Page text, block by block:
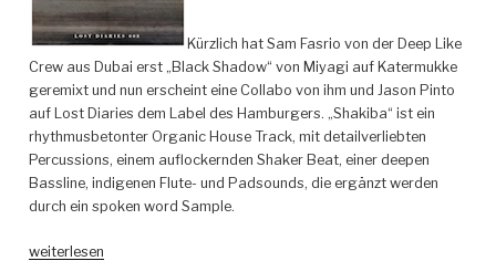
Kürzlich hat Sam Fasrio von der Deep Like
Crew aus Dubai erst „Black Shadow“ von Miyagi auf Katermukke
geremixt und nun erscheint eine Collabo von ihm und Jason Pinto
auf Lost Diaries dem Label des Hamburgers. „Shakiba“ ist ein
rhythmusbetonter Organic House Track, mit detailverliebten
Percussions, einem auflockernden Shaker Beat, einer deepen
Bassline, indigenen Flute- und Padsounds, die ergänzt werden
durch ein spoken word Sample.
„Sam
weiterlesen